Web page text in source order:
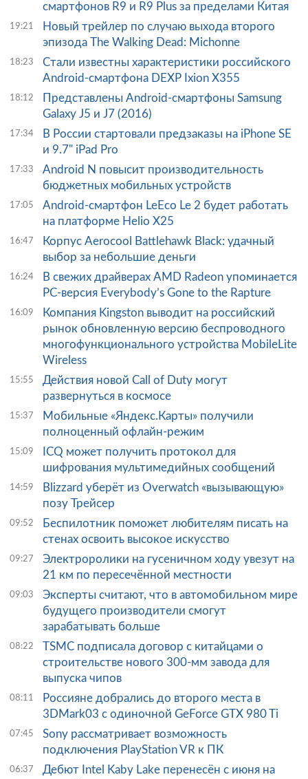
смартфонов R9 и R9 Plus за пределами Китая
19:21
Новый трейлер по случаю выхода второго
эпизода The Walking Dead: Michonne
18:23
Стали известны характеристики российского
Android-смартфона DEXP Ixion X355
18:12
Представлены Android-смартфоны Samsung
Galaxy J5 и J7 (2016)
17:34
В России стартовали предзаказы на iPhone SE
и 9.7" iPad Pro
17:33
Android N повысит производительность
бюджетных мобильных устройств
17:05
Android-смартфон LeEco Le 2 будет работать
на платформе Helio X25
16:47
Корпус Aerocool Battlehawk Black: удачный
выбор за небольшие деньги
16:24
В свежих драйверах AMD Radeon упоминается
PC-версия Everybody’s Gone to the Rapture
16:09
Компания Kingston выводит на российский
рынок обновленную версию беспроводного
многофункционального устройства MobileLite
Wireless
15:55
Действия новой Call of Duty могут
развернуться в космосе
15:37
Мобильные «Яндекс.Карты» получили
полноценный офлайн-режим
15:09
ICQ может получить протокол для
шифрования мультимедийных сообщений
14:59
Blizzard уберёт из Overwatch «вызывающую»
позу Трейсер
09:52
Беспилотник поможет любителям писать на
стенах освоить высокое искусство
09:27
Электроролики на гусеничном ходу увезут на
21 км по пересечённой местности
09:03
Эксперты считают, что в автомобильном мире
будущего производители смогут
зарабатывать больше
08:22
TSMC подписала договор с китайцами о
строительстве нового 300-мм завода для
выпуска чипов
08:11
Россияне добрались до второго места в
3DMark03 с одиночной GeForce GTX 980 Ti
07:45
Sony рассматривает возможность
подключения PlayStation VR к ПК
06:37
Дебют Intel Kaby Lake перенесён с июня на